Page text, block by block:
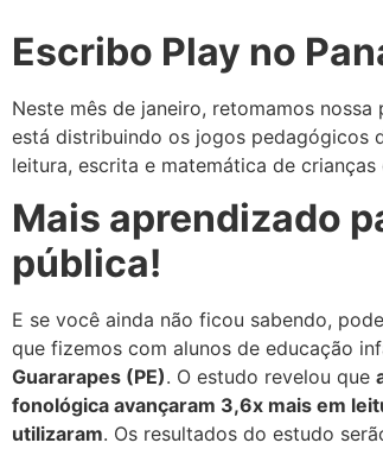
Escribo Play no
Neste mês de janeiro, retomamos
está distribuindo os jogos pedagógicos
leitura, escrita e matemática de crianças
Mais aprendizado
pública!
E se você ainda não ficou sabendo,
que fizemos com alunos de educação
Guararapes (PE). O estudo revelou que
fonológica avançaram 3,6x mais em
utilizaram. Os resultados do estudo